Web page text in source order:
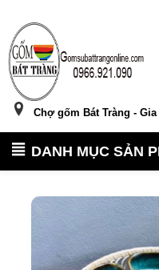
Chợ gốm Bát Tràng - Gia
DANH MỤC SẢN